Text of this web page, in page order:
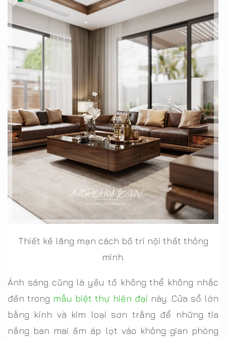
Thiết kế lãng mạn cách bố trí nội thất thông
minh.
Ánh sáng cũng là yếu tố không thể không nhắc
đến trong mẫu biệt thự hiện đại này. Cửa sổ lớn
bằng kính và kim loại sơn trắng để những tia
nắng ban mai ấm áp lọt vào không gian phòng